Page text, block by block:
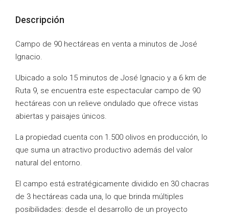
Descripción
Campo de 90 hectáreas en venta a minutos de José
Ignacio.
Ubicado a solo 15 minutos de José Ignacio y a 6 km de
Ruta 9, se encuentra este espectacular campo de 90
hectáreas con un relieve ondulado que ofrece vistas
abiertas y paisajes únicos.
La propiedad cuenta con 1.500 olivos en producción, lo
que suma un atractivo productivo además del valor
natural del entorno.
El campo está estratégicamente dividido en 30 chacras
de 3 hectáreas cada una, lo que brinda múltiples
posibilidades: desde el desarrollo de un proyecto